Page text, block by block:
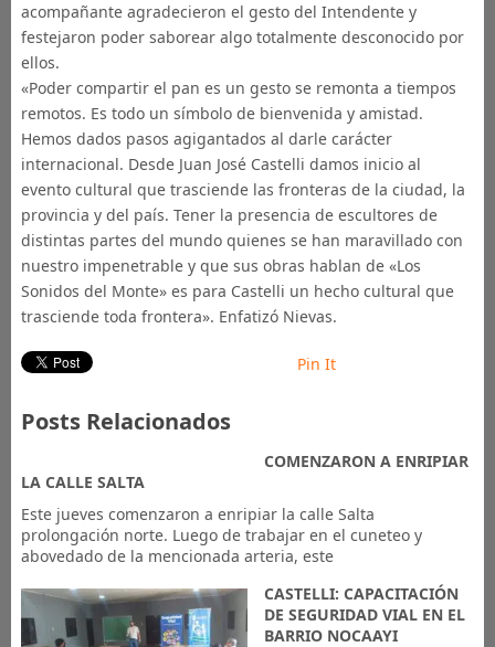
acompañante agradecieron el gesto del Intendente y
festejaron poder saborear algo totalmente desconocido por
ellos.
«Poder compartir el pan es un gesto se remonta a tiempos
remotos. Es todo un símbolo de bienvenida y amistad.
Hemos dados pasos agigantados al darle carácter
internacional. Desde Juan José Castelli damos inicio al
evento cultural que trasciende las fronteras de la ciudad, la
provincia y del país. Tener la presencia de escultores de
distintas partes del mundo quienes se han maravillado con
nuestro impenetrable y que sus obras hablan de «Los
Sonidos del Monte» es para Castelli un hecho cultural que
trasciende toda frontera». Enfatizó Nievas.
Pin It
Posts Relacionados
COMENZARON A ENRIPIAR
LA CALLE SALTA
Este jueves comenzaron a enripiar la calle Salta
prolongación norte. Luego de trabajar en el cuneteo y
abovedado de la mencionada arteria, este
CASTELLI: CAPACITACIÓN
DE SEGURIDAD VIAL EN EL
BARRIO NOCAAYI